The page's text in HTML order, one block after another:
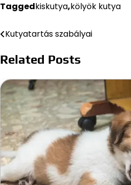
Taggedkiskutya,kölyök kutya
Bejegyzés
navigáció
Kutyatartás szabályai
Related Posts